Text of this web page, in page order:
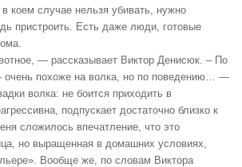
коем случае нельзя убивать, нужно
пристроить. Есть даже люди, готовые
— рассказывает Виктор Денисюк. – По
очень похоже на волка, но по поведению… —
волка: не боится приходить в
подпускает достаточно близко к
сложилось впечатление, что это
но выращенная в домашних условиях,
Вообще же, по словам Виктора